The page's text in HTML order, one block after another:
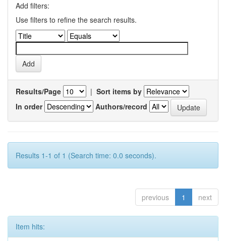
Add filters:
Use filters to refine the search results.
Results/Page | Sort items by
In order
Authors/record
Results 1-1 of 1 (Search time: 0.0 seconds).
previous 1 next
Item hits: